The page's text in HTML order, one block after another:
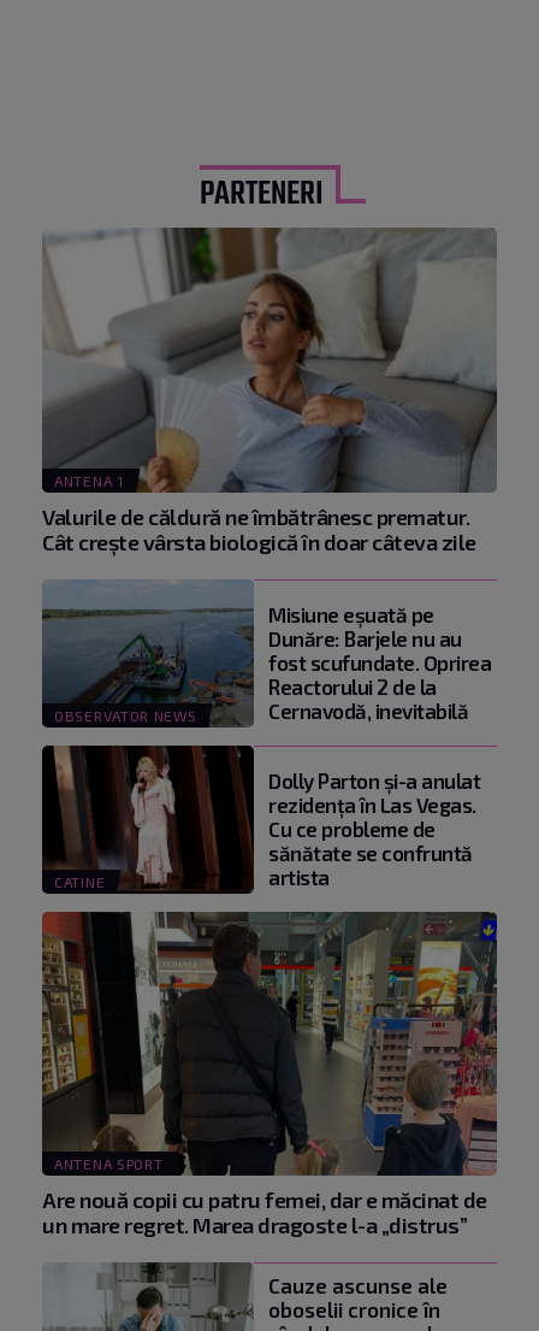
PARTENERI
ANTENA 1
Valurile de căldură ne îmbătrânesc prematur.
Cât crește vârsta biologică în doar câteva zile
OBSERVATOR NEWS
Misiune eșuată pe
Dunăre: Barjele nu au
fost scufundate. Oprirea
Reactorului 2 de la
Cernavodă, inevitabilă
CATINE
Dolly Parton și-a anulat
rezidența în Las Vegas.
Cu ce probleme de
sănătate se confruntă
artista
ANTENA SPORT
Are nouă copii cu patru femei, dar e măcinat de
un mare regret. Marea dragoste l-a „distrus”
Cauze ascunse ale
oboselii cronice în